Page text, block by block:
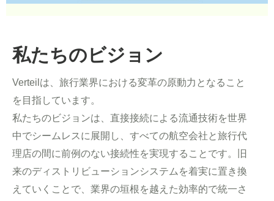
私たちのビジョン
Verteilは、旅行業界における変革の原動力となること
を目指しています。
私たちのビジョンは、直接接続による流通技術を世界
中でシームレスに展開し、すべての航空会社と旅行代
理店の間に前例のない接続性を実現することです。旧
来のディストリビューションシステムを着実に置き換
えていくことで、業界の垣根を越えた効率的で統一さ